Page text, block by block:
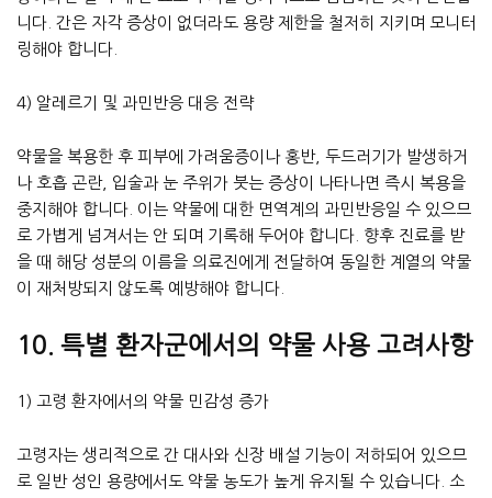
니다. 간은 자각 증상이 없더라도 용량 제한을 철저히 지키며 모니터
링해야 합니다.
4) 알레르기 및 과민반응 대응 전략
약물을 복용한 후 피부에 가려움증이나 홍반, 두드러기가 발생하거
나 호흡 곤란, 입술과 눈 주위가 붓는 증상이 나타나면 즉시 복용을
중지해야 합니다. 이는 약물에 대한 면역계의 과민반응일 수 있으므
로 가볍게 넘겨서는 안 되며 기록해 두어야 합니다. 향후 진료를 받
을 때 해당 성분의 이름을 의료진에게 전달하여 동일한 계열의 약물
이 재처방되지 않도록 예방해야 합니다.
10. 특별 환자군에서의 약물 사용 고려사항
1) 고령 환자에서의 약물 민감성 증가
고령자는 생리적으로 간 대사와 신장 배설 기능이 저하되어 있으므
로 일반 성인 용량에서도 약물 농도가 높게 유지될 수 있습니다. 소